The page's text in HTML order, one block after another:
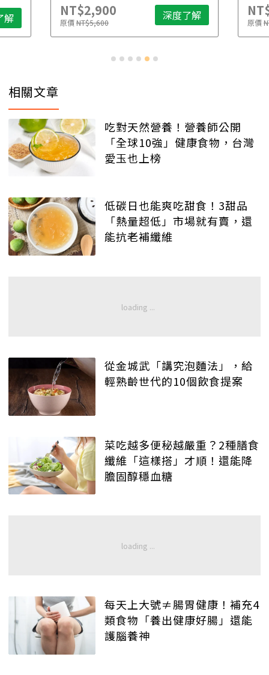
解 NT$2,900
原價NT$5,600 深度了解 原價
相關文章
吃對天然營養！營養師公開
「全球10強」健康食物，台灣
愛玉也上榜
低碳日也能爽吃甜食！3甜品
「熱量超低」市場就有賣，還
能抗老補纖維
從金城武「講究泡麵法」，給
輕熟齡世代的10個飲食提案
菜吃越多便秘越嚴重？2種膳食
纖維「這樣搭」才順！還能降
膽固醇穩血糖
每天上大號≠腸胃健康！補充4
類食物「養出健康好腸」還能
護腦養神